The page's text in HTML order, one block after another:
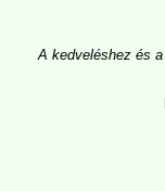
A kedveléshez és